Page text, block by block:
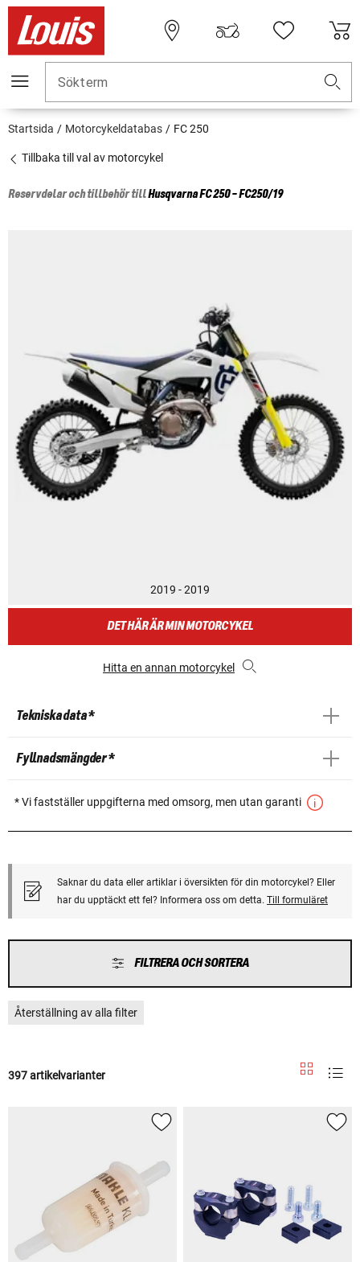
Sökterm
Startsida Motorcykeldatabas FC 250
Tillbaka till val av motorcykel
Reservdelar och tillbehör tillHusqvarnaFC 250 - FC250/19
2019 - 2019
DET HÄR ÄR MIN MOTORCYKEL
Hitta en annan motorcykel
Tekniska data *
Fyllnadsmängder *
* Vi fastställer uppgifterna med omsorg, men utan garanti
Saknar du data eller artiklar i översikten för din motorcykel? Eller
har du upptäckt ett fel? Informera oss om detta. Till formuläret
FILTRERA OCH SORTERA
Återställning av alla filter
397 artikelvarianter